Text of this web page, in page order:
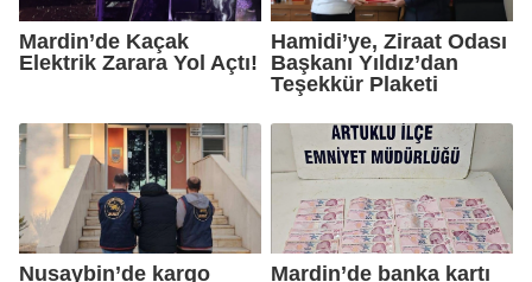
Mardin’de Kaçak
Elektrik Zarara Yol Açtı!
Hamidi’ye, Ziraat Odası
Başkanı Yıldız’dan
Teşekkür Plaketi
Nusaybin’de kargo
Mardin’de banka kartı